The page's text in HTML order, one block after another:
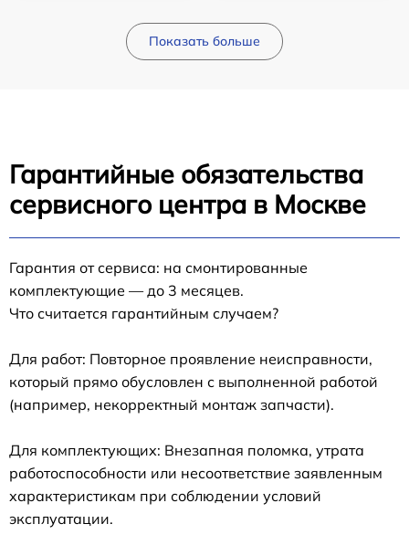
Показать больше
Гарантийные обязательства
сервисного центра в Москве
Гарантия от сервиса: на смонтированные
комплектующие — до 3 месяцев.
Что считается гарантийным случаем?
Для работ: Повторное проявление неисправности,
который прямо обусловлен с выполненной работой
(например, некорректный монтаж запчасти).
Для комплектующих: Внезапная поломка, утрата
работоспособности или несоответствие заявленным
характеристикам при соблюдении условий
эксплуатации.